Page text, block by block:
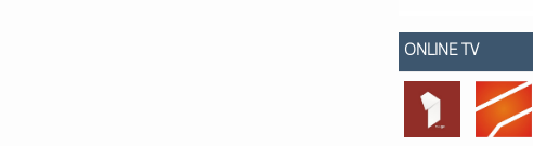
ONLINE TV